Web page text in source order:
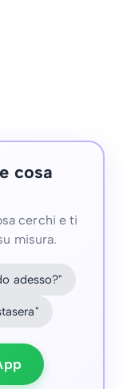
cosa
cerchi e ti
misura.
adesso?"